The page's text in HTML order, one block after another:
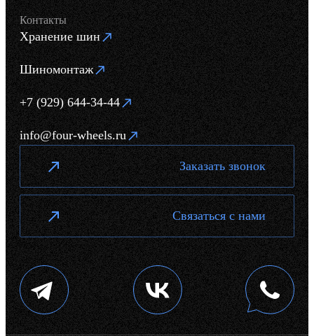
Контакты
Хранение шин
Шиномонтаж
+7 (929) 644-34-44
info@four-wheels.ru
Заказать звонок
Связаться с нами